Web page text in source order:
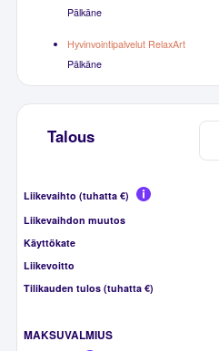
Pälkäne
Hyvinvointipalvelut RelaxArt
Pälkäne
Talous
Liikevaihto (tuhatta €)
Liikevaihdon muutos
Käyttökate
Liikevoitto
Tilikauden tulos (tuhatta €)
MAKSUVALMIUS